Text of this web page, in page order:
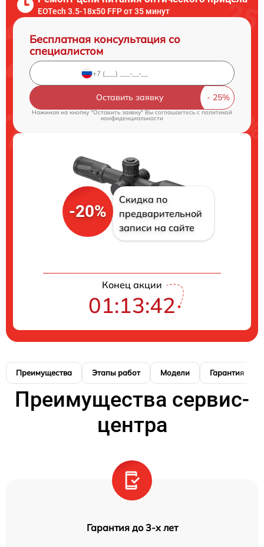
EOTech 3.5-18x50 FFP от 35 минут
Бесплатная консультация со
специалистом
Оставить заявку
Нажимая на кнопку "Оставить заявку" Вы соглашаетесь cполитикой
конфиденциальности
-20%
Скидка по
предварительной
записи на сайте
Конец акции
01:13:41
Преимущества Этапы работ Модели Гарантия
Преимущества сервис-
центра
Гарантия до 3-х лет